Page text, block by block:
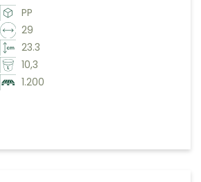
PP
29
23.3
10,3
1.200